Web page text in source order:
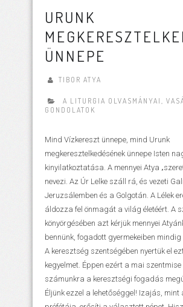
URUNK
ÜNNEPE
TIBOR ATYA
A LITURGIA OLVASMÁNYAI ,
GONDOLATOK
Mind Vízkereszt ünnepe, mind Urunk
megkeresztelkedésének ünnepe Isten
kinyilatkoztatása. A mennyei Atya
nevezi. Az Úr Lelke száll rá, és vezeti
Jeruzsálemben és a Golgotán. A Lélek
áldozza fel önmagát a világ életéért. A
könyörgésében azt kérjük mennyei
bennünk, fogadott gyermekeiben mindig
A keresztség szentségében nyertük el
kegyelmet. Éppen ezért a mai
számunkra a keresztségi fogadás
Éljünk ezzel a lehetőséggel! Izajás, mint